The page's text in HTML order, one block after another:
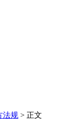
法规 > 正文